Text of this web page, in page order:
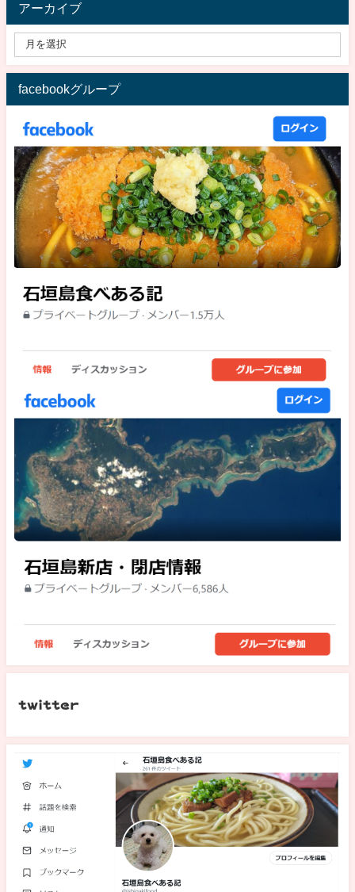
アーカイブ
facebookグループ
twitter